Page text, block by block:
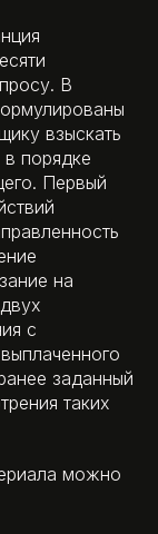
В
взыскать
порядке
Первый
на
с
заданный
таких
можно